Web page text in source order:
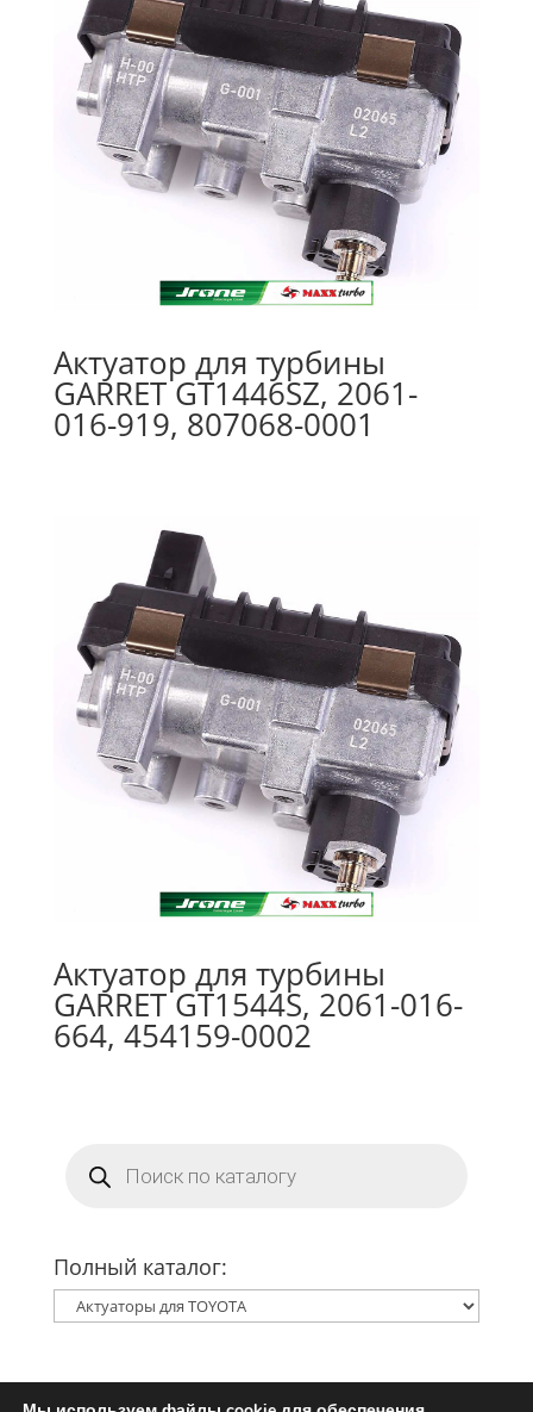
Актуатор для турбины
GARRET GT1446SZ, 2061-
016-919, 807068-0001
Актуатор для турбины
GARRET GT1544S, 2061-016-
664, 454159-0002
товаров
Полный каталог: